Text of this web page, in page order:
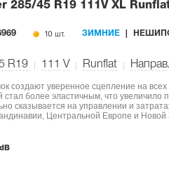
285/45 R19 111V XL
10 шт. ЗИМНИЕ
R19 111 V Runflat
создают уверенное сцепление на всех
более эластичным, что увеличило
сказывается на управлении и
Центральной Европе и Новой
dB